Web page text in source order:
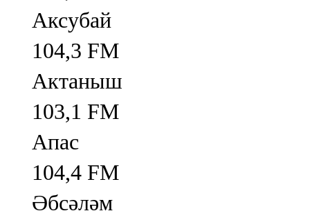
Аксубай
104,3 FM
Актаныш
103,1 FM
Апас
104,4 FM
Әбсәләм